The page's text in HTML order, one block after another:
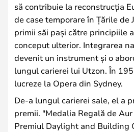
să contribuie la reconstrucția
de case temporare în Țările de
primii săi pași către principiile
conceput ulterior. Integrarea
devenit un instrument și o
lungul carierei lui Utzon. În
lucreze la Opera din Sydney.
De-a lungul carierei sale, el a
premii. "Medalia Regală de
Premiul Daylight and Building